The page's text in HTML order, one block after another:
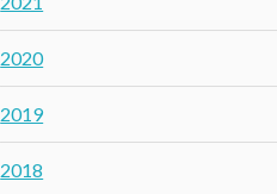
2020
2019
2018